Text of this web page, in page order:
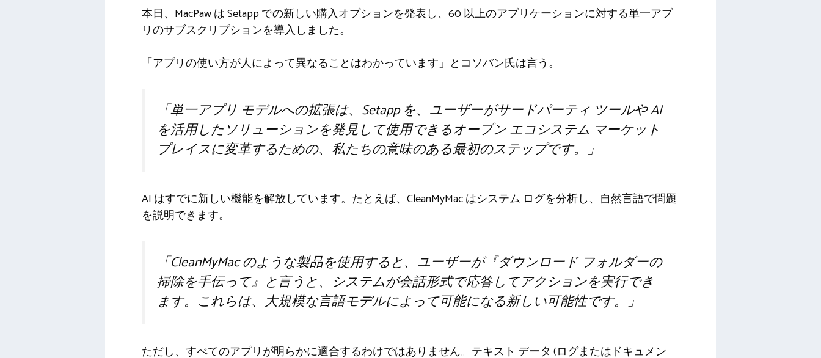
本日、MacPaw は Setapp での新しい購入オプションを発表し、60 以上のアプリケーションに対する単一アプ
リのサブスクリプションを導入しました。
「アプリの使い方が人によって異なることはわかっています」とコソバン氏は言う。
「単一アプリ モデルへの拡張は、Setapp を、ユーザーがサードパーティ ツールや AI
を活用したソリューションを発見して使用できるオープン エコシステム マーケット
プレイスに変革するための、私たちの意味のある最初のステップです。」
AI はすでに新しい機能を解放しています。たとえば、CleanMyMac はシステム ログを分析し、自然言語で問題
を説明できます。
「CleanMyMac のような製品を使用すると、ユーザーが『ダウンロード フォルダーの
掃除を手伝って』と言うと、システムが会話形式で応答してアクションを実行でき
ます。これらは、大規模な言語モデルによって可能になる新しい可能性です。」
ただし、すべてのアプリが明らかに適合するわけではありません。テキスト データ (ログまたはドキュメン